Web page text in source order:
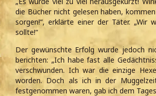
die Bücher nicht gelesen haben,
sorgen!“, erklärte einer der Täter. „Wir
sollte!“
Der gewünschte Erfolg wurde jedoch
berichten: „Ich habe fast alle
verschwunden. Ich war die einzige
worden. Doch als ich in der
festgenommen waren, gab ich dem